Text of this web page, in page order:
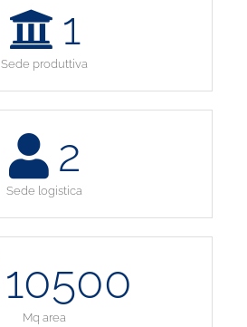
1
Sede produttiva
2
Sede logistica
10500
Mq area